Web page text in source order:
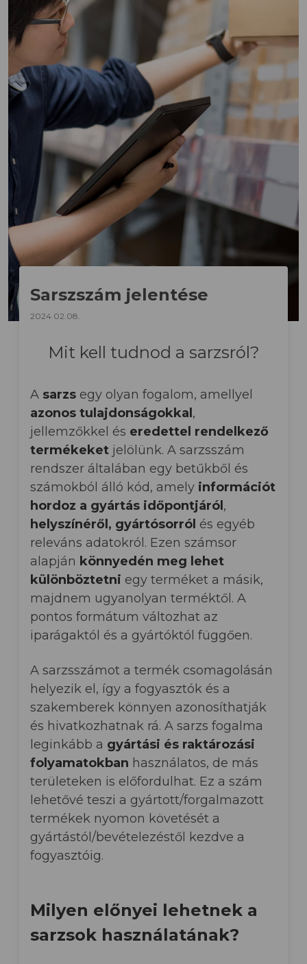
Sarszszám jelentése
2024.02.08.
Mit kell tudnod a sarzsról?
A sarzs egy olyan fogalom, amellyel
azonos tulajdonságokkal ,
jellemzőkkel és eredettel rendelkező
termékeket jelölünk. A sarzsszám
rendszer általában egy betűkből és
számokból álló kód, amely információt
hordoz a gyártás időpontjáról ,
helyszínéről, gyártósorról és egyéb
releváns adatokról. Ezen számsor
alapján könnyedén meg lehet
különböztetni egy terméket a másik,
majdnem ugyanolyan terméktől. A
pontos formátum változhat az
iparágaktól és a gyártóktól függően.
A sarzsszámot a termék csomagolásán
helyezik el, így a fogyasztók és a
szakemberek könnyen azonosíthatják
és hivatkozhatnak rá. A sarzs fogalma
leginkább a gyártási és raktározási
folyamatokban használatos, de más
területeken is előfordulhat. Ez a szám
lehetővé teszi a gyártott/forgalmazott
termékek nyomon követését a
gyártástól/bevételezéstől kezdve a
fogyasztóig.
Milyen előnyei lehetnek a
sarzsok használatának?